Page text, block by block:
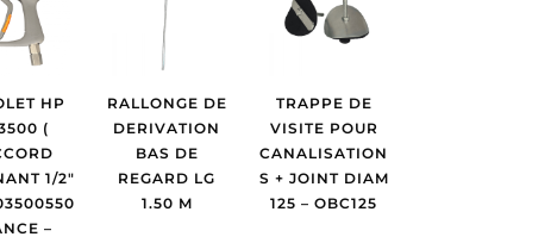
HP
(
1/2″
–
RALLONGE DE
DERIVATION
BAS DE
REGARD LG
1.50 M
TRAPPE DE
VISITE POUR
CANALISATION
S + JOINT DIAM
125 – OBC125